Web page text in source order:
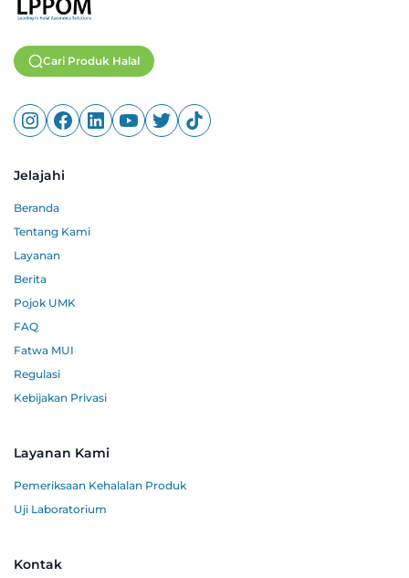
Cari Produk Halal
Jelajahi
Beranda
Tentang Kami
Layanan
Berita
Pojok UMK
FAQ
Fatwa MUI
Regulasi
Kebijakan Privasi
Layanan Kami
Pemeriksaan Kehalalan Produk
Uji Laboratorium
Kontak